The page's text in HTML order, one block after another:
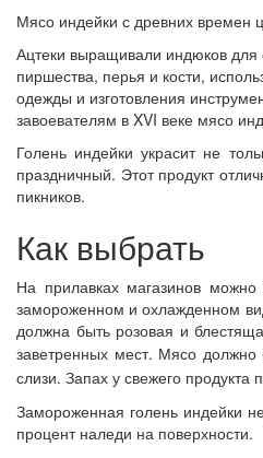
Мясо индейки с древних времен
Ацтеки выращивали индюков для
пиршества, перья и кости,
одежды и изготовления
завоевателям в XVI веке мясо
Голень индейки украсит не
праздничный. Этот продукт
пикников.
Как выбрать
На прилавках магазинов можно
замороженном и охлажденном
должна быть розовая и
заветренных мест. Мясо должно
слизи. Запах у свежего продукта
Замороженная голень индейки
процент наледи на поверхности.